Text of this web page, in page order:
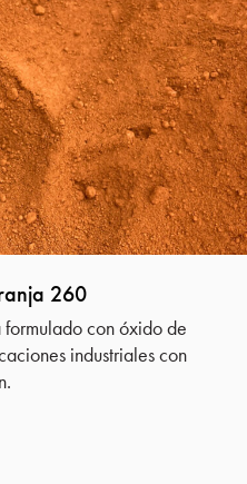
260
con óxido de
industriales con